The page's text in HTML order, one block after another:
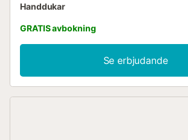
Handdukar
GRATIS avbokning
Se erbjudande